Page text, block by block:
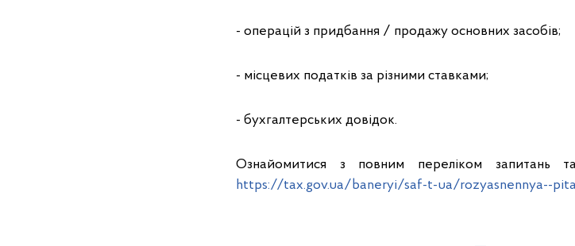
- операцій з придбання / продажу основних засобів;
- місцевих податків за різними ставками;
- бухгалтерських довідок.
Ознайомитися з повним переліком запитань
https://tax.gov.ua/baneryi/saf-t-ua/rozyasnennya--